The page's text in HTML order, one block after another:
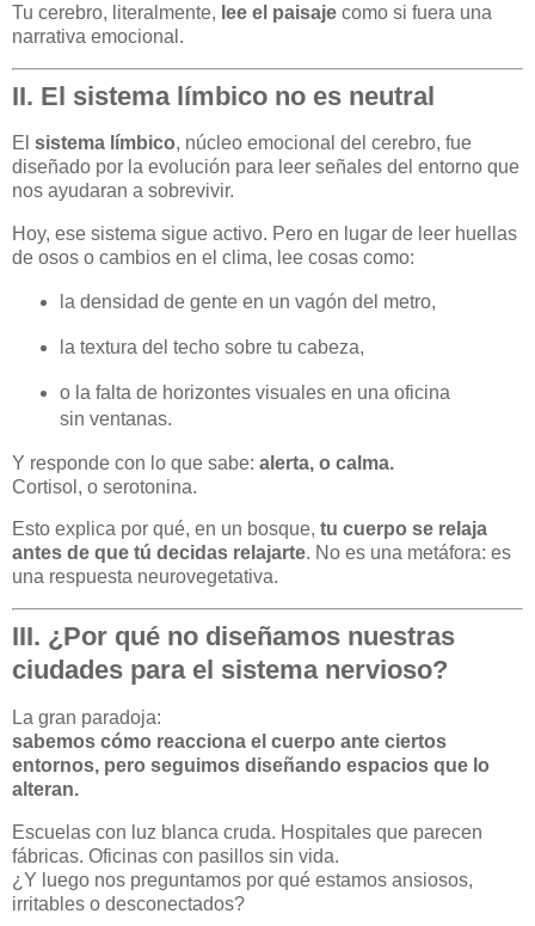
Tu cerebro, literalmente, lee el paisaje como si fuera una
narrativa emocional.
II. El sistema límbico no es neutral
El sistema límbico, núcleo emocional del cerebro, fue
diseñado por la evolución para leer señales del entorno que
nos ayudaran a sobrevivir.
Hoy, ese sistema sigue activo. Pero en lugar de leer huellas
de osos o cambios en el clima, lee cosas como:
la densidad de gente en un vagón del metro,
la textura del techo sobre tu cabeza,
o la falta de horizontes visuales en una oficina
sin ventanas.
Y responde con lo que sabe: alerta, o calma.
Cortisol, o serotonina.
Esto explica por qué, en un bosque, tu cuerpo se relaja
antes de que tú decidas relajarte. No es una metáfora: es
una respuesta neurovegetativa.
III. ¿Por qué no diseñamos nuestras
ciudades para el sistema nervioso?
La gran paradoja:
sabemos cómo reacciona el cuerpo ante ciertos
entornos, pero seguimos diseñando espacios que lo
alteran.
Escuelas con luz blanca cruda. Hospitales que parecen
fábricas. Oficinas con pasillos sin vida.
¿Y luego nos preguntamos por qué estamos ansiosos,
irritables o desconectados?